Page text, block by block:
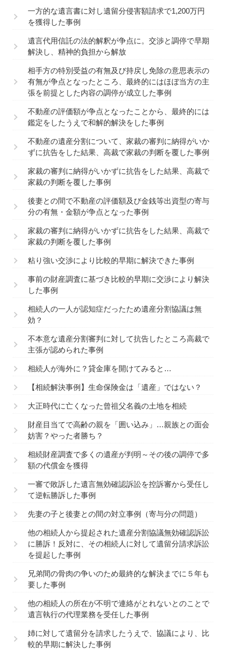
一方的な遺言書に対し遺留分侵害額請求で1,200万円
を獲得した事例
遺言代用信託の法的解釈が争点に。交渉と調停で早期
解決し、精神的負担から解放
相手方の特別受益の有無及び持戻し免除の意思表示の
有無が争点となったところ、最終的にはほぼ当方の主
張を前提とした内容の調停が成立した事例
不動産の評価額が争点となったことから、最終的には
鑑定をしたうえで和解的解決をした事例
不動産の遺産分割について、家裁の審判に納得がいか
ずに抗告をした結果、高裁で家裁の判断を覆した事例
家裁の審判に納得がいかずに抗告をした結果、高裁で
家裁の判断を覆した事例
後妻との間で不動産の評価額及び金銭等出資型の寄与
分の有無・金額が争点となった事例
家裁の審判に納得がいかずに抗告をした結果、高裁で
家裁の判断を覆した事例
粘り強い交渉により比較的早期に解決できた事例
事前の財産調査に基づき比較的早期に交渉により解決
した事例
相続人の一人が認知症だったため遺産分割協議は無
効？
不本意な遺産分割審判に対して抗告したところ高裁で
主張が認められた事例
相続人が海外に？貸金庫を開けてみると…
【相続解決事例】生命保険金は「遺産」ではない？
大正時代に亡くなった曾祖父名義の土地を相続
財産目当てで高齢の親を「囲い込み」…親族との面会
妨害？やった者勝ち？
相続財産調査で多くの遺産が判明～その後の調停で多
額の代償金を獲得
一審で敗訴した遺言無効確認訴訟を控訴審から受任し
て逆転勝訴した事例
先妻の子と後妻との間の対立事例（寄与分の問題）
他の相続人から提起された遺産分割協議無効確認訴訟
に勝訴！反対に、その相続人に対して遺留分請求訴訟
を提起した事例
兄弟間の骨肉の争いのため最終的な解決までに５年も
要した事例
他の相続人の所在が不明で連絡がとれないとのことで
遺言執行の代理業務を受任した事例
姉に対して遺留分を請求したうえで、協議により、比
較的早期に解決した事例